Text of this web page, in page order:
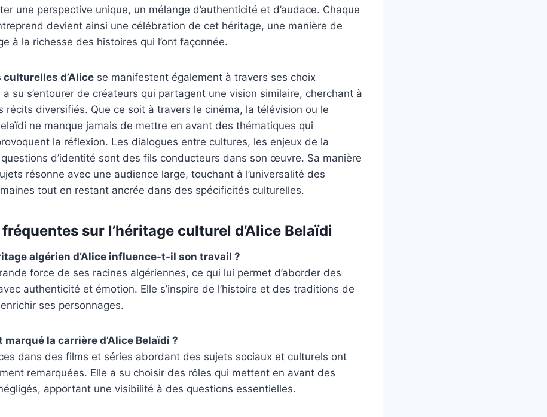
une perspective unique, un mélange d’authenticité et d’audace. Chaque
devient ainsi une célébration de cet héritage, une manière de
à la richesse des histoires qui l’ont façonnée.
d’Alice se manifestent également à travers ses choix
su s’entourer de créateurs qui partagent une vision similaire, cherchant à
récits diversifiés. Que ce soit à travers le cinéma, la télévision ou le
ne manque jamais de mettre en avant des thématiques qui
la réflexion. Les dialogues entre cultures, les enjeux de la
d’identité sont des fils conducteurs dans son œuvre. Sa manière
résonne avec une audience large, touchant à l’universalité des
tout en restant ancrée dans des spécificités culturelles.
sur l’héritage culturel d’Alice Belaïdi
algérien d’Alice influence-t-il son travail ?
force de ses racines algériennes, ce qui lui permet d’aborder des
authenticité et émotion. Elle s’inspire de l’histoire et des traditions de
ses personnages.
marqué la carrière d’Alice Belaïdi ?
dans des films et séries abordant des sujets sociaux et culturels ont
remarquées. Elle a su choisir des rôles qui mettent en avant des
apportant une visibilité à des questions essentielles.